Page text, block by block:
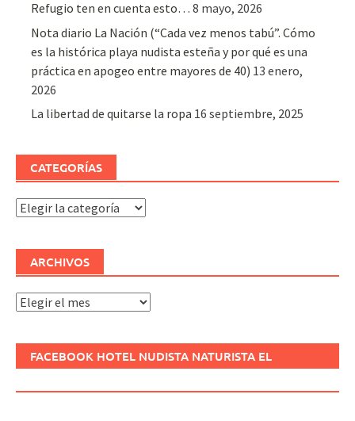
Refugio ten en cuenta esto… 8 mayo, 2026
Nota diario La Nación (“Cada vez menos tabú”. Cómo
es la histórica playa nudista esteña y por qué es una
práctica en apogeo entre mayores de 40) 13 enero,
2026
La libertad de quitarse la ropa 16 septiembre, 2025
CATEGORÍAS
Categorías
ARCHIVOS
Archivos
FACEBOOK HOTEL NUDISTA NATURISTA EL